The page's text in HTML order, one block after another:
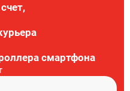
смартфона